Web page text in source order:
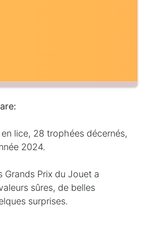
lice, 28 trophées décernés,
2024.
Grands Prix du Jouet a
sûres, de belles
surprises.